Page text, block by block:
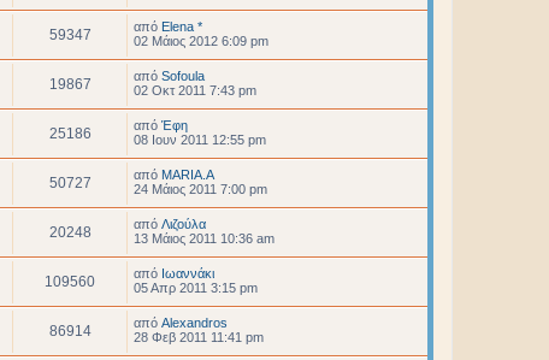
59347 από Elena *
02 Μάιος 2012 6:09 pm
19867 από Sofoula
02 Οκτ 2011 7:43 pm
25186 από Έφη
08 Ιουν 2011 12:55 pm
50727 από MARIA.Α
24 Μάιος 2011 7:00 pm
20248 από Λιζούλα
13 Μάιος 2011 10:36 am
109560 από Ιωαννάκι
05 Απρ 2011 3:15 pm
86914 από Alexandros
28 Φεβ 2011 11:41 pm